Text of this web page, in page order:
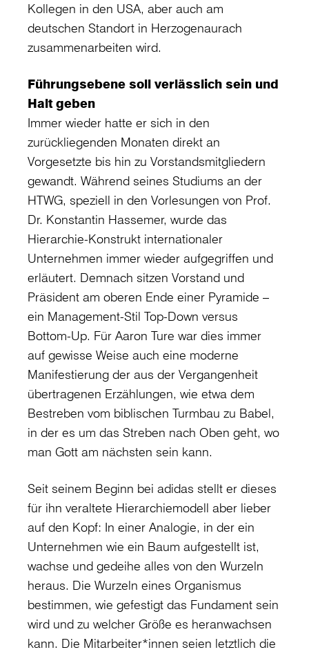
Kollegen in den USA, aber auch am
deutschen Standort in Herzogenaurach
zusammenarbeiten wird.
Führungsebene soll verlässlich sein und
Halt geben
Immer wieder hatte er sich in den
zurückliegenden Monaten direkt an
Vorgesetzte bis hin zu Vorstandsmitgliedern
gewandt. Während seines Studiums an der
HTWG, speziell in den Vorlesungen von Prof.
Dr. Konstantin Hassemer, wurde das
Hierarchie-Konstrukt internationaler
Unternehmen immer wieder aufgegriffen und
erläutert. Demnach sitzen Vorstand und
Präsident am oberen Ende einer Pyramide –
ein Management-Stil Top-Down versus
Bottom-Up. Für Aaron Ture war dies immer
auf gewisse Weise auch eine moderne
Manifestierung der aus der Vergangenheit
übertragenen Erzählungen, wie etwa dem
Bestreben vom biblischen Turmbau zu Babel,
in der es um das Streben nach Oben geht, wo
man Gott am nächsten sein kann.
Seit seinem Beginn bei adidas stellt er dieses
für ihn veraltete Hierarchiemodell aber lieber
auf den Kopf: In einer Analogie, in der ein
Unternehmen wie ein Baum aufgestellt ist,
wachse und gedeihe alles von den Wurzeln
heraus. Die Wurzeln eines Organismus
bestimmen, wie gefestigt das Fundament sein
wird und zu welcher Größe es heranwachsen
kann. Die Mitarbeiter*innen seien letztlich die